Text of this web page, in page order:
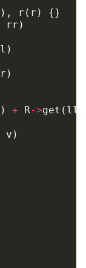
), r ( r )
{}
rr )
l )
r )
) + R->get ( ll
v )